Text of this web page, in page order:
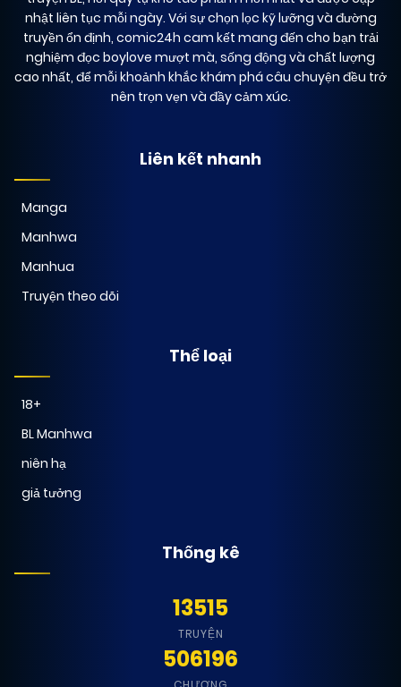
nhật liên tục mỗi ngày. Với sự chọn lọc kỹ lưỡng và đường
truyền ổn định, comic24h cam kết mang đến cho bạn trải
nghiệm đọc boylove mượt mà, sống động và chất lượng
cao nhất, để mỗi khoảnh khắc khám phá câu chuyện đều trở
nên trọn vẹn và đầy cảm xúc.
Liên kết nhanh
Manga
Manhwa
Manhua
Truyện theo dõi
Thể loại
18+
BL Manhwa
niên hạ
giả tưởng
Thống kê
13515
TRUYỆN
506196